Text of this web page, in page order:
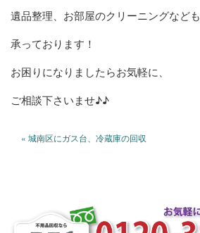
遺品整理、お部屋のクリーニングなども
承っております！
お困りになりましたらお気軽に、
ご相談下さいませ♪♪
« 城南区にガス台、冷蔵庫の回収